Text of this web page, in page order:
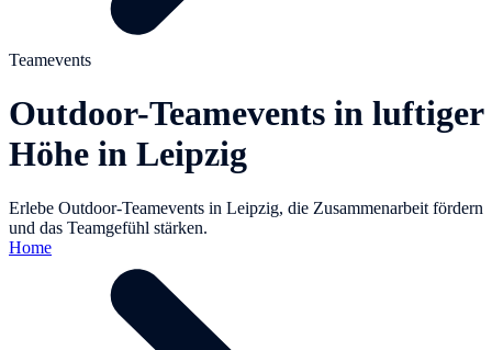
Teamevents
Outdoor-Teamevents in luftiger
Höhe in Leipzig
Erlebe Outdoor-Teamevents in Leipzig, die Zusammenarbeit fördern
und das Teamgefühl stärken.
Home